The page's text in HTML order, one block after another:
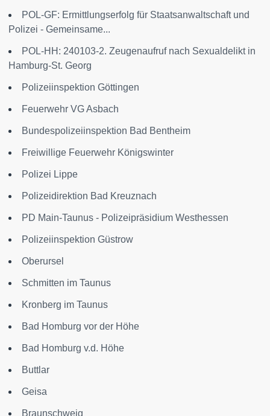
POL-GF: Ermittlungserfolg für Staatsanwaltschaft und
Polizei - Gemeinsame...
POL-HH: 240103-2. Zeugenaufruf nach Sexualdelikt in
Hamburg-St. Georg
Polizeiinspektion Göttingen
Feuerwehr VG Asbach
Bundespolizeiinspektion Bad Bentheim
Freiwillige Feuerwehr Königswinter
Polizei Lippe
Polizeidirektion Bad Kreuznach
PD Main-Taunus - Polizeipräsidium Westhessen
Polizeiinspektion Güstrow
Oberursel
Schmitten im Taunus
Kronberg im Taunus
Bad Homburg vor der Höhe
Bad Homburg v.d. Höhe
Buttlar
Geisa
Braunschweig